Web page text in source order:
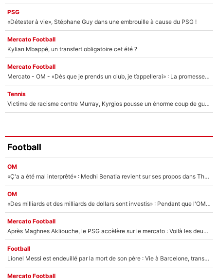
PSG
«Détester à vie», Stéphane Guy dans une embrouille à cause du PSG !
Mercato Football
Kylian Mbappé, un transfert obligatoire cet été ?
Mercato Football
Mercato - OM - «Dès que je prends un club, je t’appellerai» : La promesse de Marcelino au moment de claquer la porte
Tennis
Victime de racisme contre Murray, Kyrgios pousse un énorme coup de gueule !
Football
OM
«Ç'a a été mal interprêté» : Medhi Benatia revient sur ses propos dans The Bridge et précise ses conditions pour rejoindre le PSG !
OM
«Des milliards et des milliards de dollars sont investis» : Pendant que l'OM est en pleine crise financière, Frank McCourt lance un nouveau projet à 260M€ !
Mercato Football
Après Maghnes Akliouche, le PSG accèlère sur le mercato : Voilà les deux nouvelles recrues qui vont signer la semaine prochaine ?
Football
Lionel Messi est endeuillé par la mort de son père : Vie à Barcelone, transfert au PSG... voilà comment Jorge Messi a joué un rôle essentiel dans sa carrière !
Mercato Football